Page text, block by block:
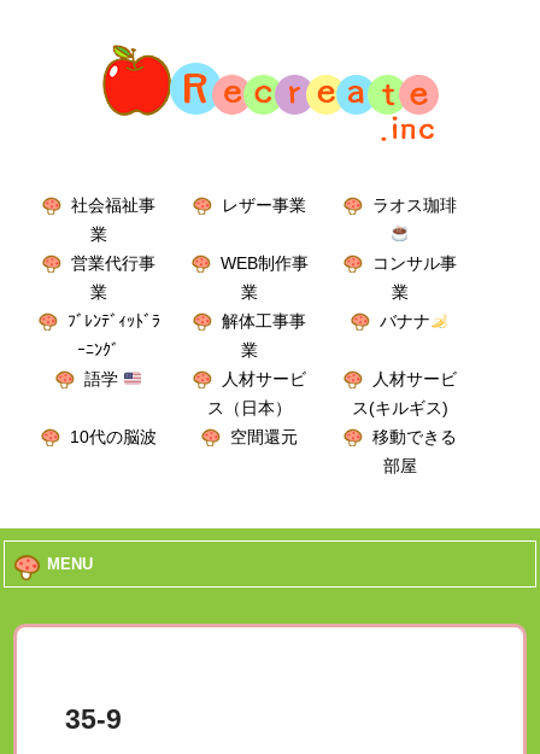
社会福祉事
業
レザー事業 ラオス珈琲
営業代行事
業
WEB制作事
業
コンサル事
業
ﾌﾞﾚﾝﾃﾞｨｯﾄﾞﾗ
ｰﾆﾝｸﾞ
解体工事事
業
バナナ
語学
人材サービ
ス（日本）
人材サービ
ス(キルギス)
10代の脳波
空間還元
移動できる
部屋
MENU
35-9